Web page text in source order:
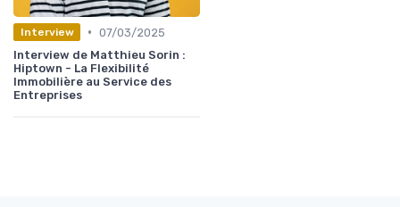
Interview • 07/03/2025
Interview de Matthieu Sorin :
Hiptown - La Flexibilité
Immobilière au Service des
Entreprises